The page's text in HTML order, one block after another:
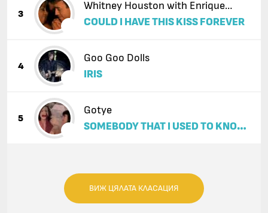
3
Whitney Houston with Enrique
Iglesias
COULD I HAVE THIS KISS FOREVER
4
Goo Goo Dolls
IRIS
5
Gotye
SOMEBODY THAT I USED TO KNOW
ВИЖ ЦЯЛАТА КЛАСАЦИЯ